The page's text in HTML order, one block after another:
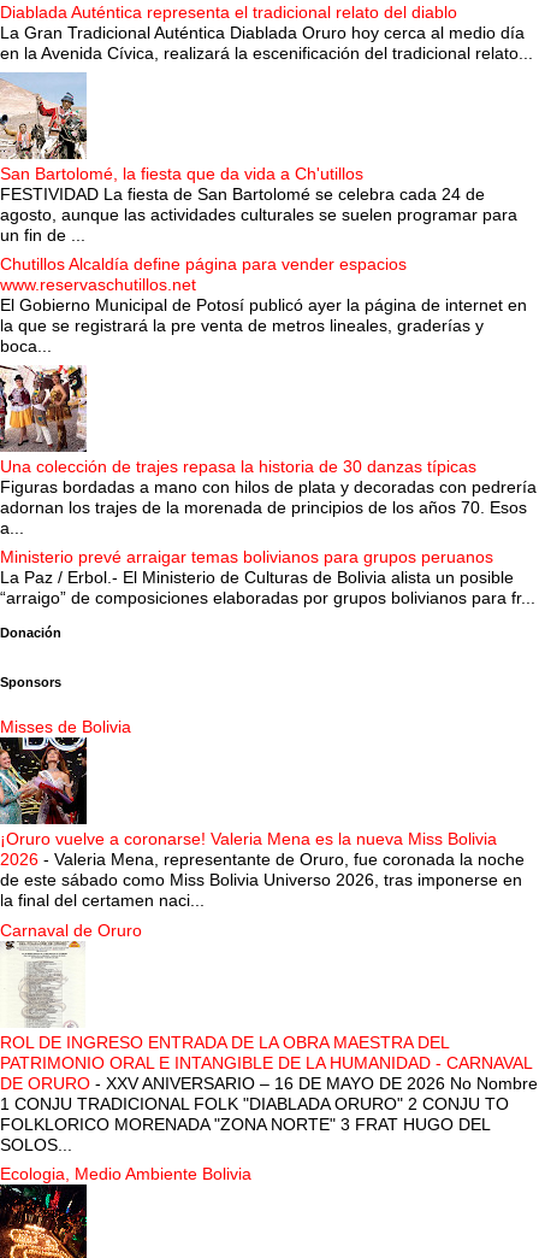
Diablada Auténtica representa el tradicional relato del diablo
La Gran Tradicional Auténtica Diablada Oruro hoy cerca al medio día
en la Avenida Cívica, realizará la escenificación del tradicional relato...
San Bartolomé, la fiesta que da vida a Ch'utillos
FESTIVIDAD La fiesta de San Bartolomé se celebra cada 24 de
agosto, aunque las actividades culturales se suelen programar para
un fin de ...
Chutillos Alcaldía define página para vender espacios
www.reservaschutillos.net
El Gobierno Municipal de Potosí publicó ayer la página de internet en
la que se registrará la pre venta de metros lineales, graderías y
boca...
Una colección de trajes repasa la historia de 30 danzas típicas
Figuras bordadas a mano con hilos de plata y decoradas con pedrería
adornan los trajes de la morenada de principios de los años 70. Esos
a...
Ministerio prevé arraigar temas bolivianos para grupos peruanos
La Paz / Erbol.- El Ministerio de Culturas de Bolivia alista un posible
“arraigo” de composiciones elaboradas por grupos bolivianos para fr...
Donación
Sponsors
Misses de Bolivia
¡Oruro vuelve a coronarse! Valeria Mena es la nueva Miss Bolivia
2026 - Valeria Mena, representante de Oruro, fue coronada la noche
de este sábado como Miss Bolivia Universo 2026, tras imponerse en
la final del certamen naci...
Carnaval de Oruro
ROL DE INGRESO ENTRADA DE LA OBRA MAESTRA DEL
PATRIMONIO ORAL E INTANGIBLE DE LA HUMANIDAD - CARNAVAL
DE ORURO - XXV ANIVERSARIO – 16 DE MAYO DE 2026 No Nombre
1 CONJU TRADICIONAL FOLK "DIABLADA ORURO" 2 CONJU TO
FOLKLORICO MORENADA "ZONA NORTE" 3 FRAT HUGO DEL
SOLOS...
Ecologia, Medio Ambiente Bolivia